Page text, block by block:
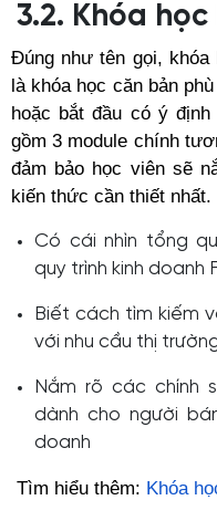
3.2. Khóa
Đúng như tên gọi, khóa
là khóa học căn bản
hoặc bắt đầu có ý định
gồm 3 module chính
đảm bảo học viên sẽ
kiến thức cần thiết nhất.
Có cái nhìn tổng
quy trình kinh doanh
Biết cách tìm kiếm
với nhu cầu thị
Nắm rõ các chính
dành cho người
doanh
Tìm hiểu thêm: Khóa